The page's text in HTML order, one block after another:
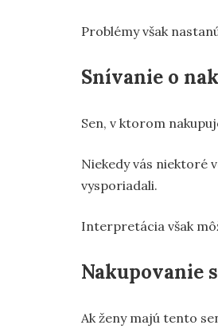
Problémy však
Snívanie o
Sen, v ktorom
Niekedy vás niektoré
vysporiadali.
Interpretácia však
Nakupovanie
Ak ženy majú tento